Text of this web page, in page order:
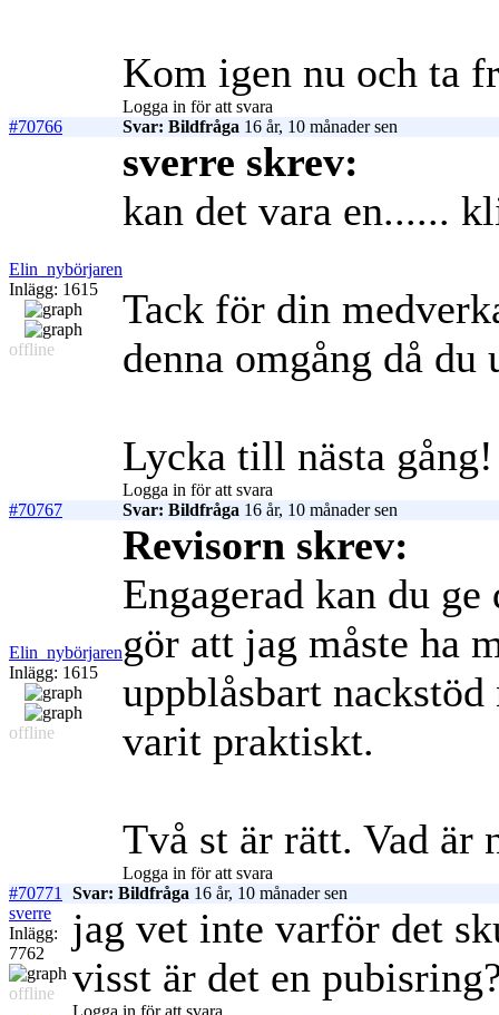
Kom igen nu och ta
Logga in för att svara
#70766
Svar: Bildfråga 16 år, 10 månader sen
Elin_nybörjaren
Inlägg: 1615
offline
sverre skrev:
kan det vara en......
Tack för din
denna omgång då
Lycka till nästa gång!
Logga in för att svara
#70767
Svar: Bildfråga 16 år, 10 månader sen
Elin_nybörjaren
Inlägg: 1615
offline
Revisorn skrev:
Engagerad kan du
gör att jag måste ha
uppblåsbart
varit praktiskt.
Två st är rätt. Vad är
Logga in för att svara
#70771 Svar: Bildfråga 16 år, 10 månader sen
sverre
Inlägg:
7762
offline
jag vet inte varför det
visst är det en